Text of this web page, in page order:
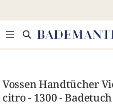
Vossen Handtücher
citro - 1300 -